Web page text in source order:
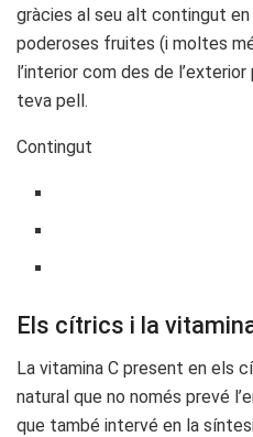
gràcies al seu alt contingut
poderoses fruites (i moltes
l’interior com des de
teva pell.
Contingut
Els cítrics i la
La vitamina C present en els
natural que no només prevé
que també intervé en la